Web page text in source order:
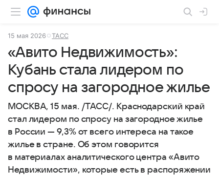
15 мая 2026 ТАСС
«Авито Недвижимость»:
Кубань стала лидером по
спросу на загородное жилье
МОСКВА, 15 мая. /ТАСС/. Краснодарский край
стал лидером по спросу на загородное жилье
в России — 9,3% от всего интереса на такое
жилье в стране. Об этом говорится
в материалах аналитического центра «Авито
Недвижимости», которые есть в распоряжении